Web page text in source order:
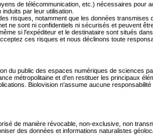
de télécommunication, etc.) nécessaires pour
par leur utilisation.
risques, notamment que les données transmises
ne sont ni confidentiels ni sécurisés et peuvent
si l'expéditeur et le destinataire sont situés
ces risques et nous déclinons toute
du public des espaces numériques de sciences
métropolitaine et d'en restituer les principaux
Biolovision n'assume aucune
de manière révocable, non-exclusive, non
des données et informations naturalistes